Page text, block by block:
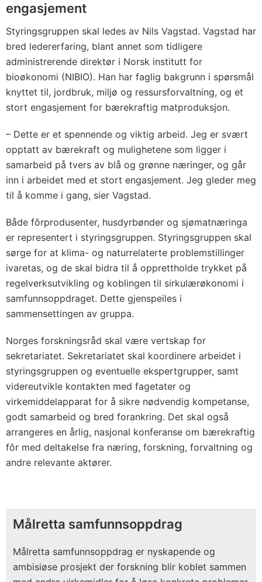
engasjement
Styringsgruppen skal ledes av Nils Vagstad. Vagstad har
bred ledererfaring, blant annet som tidligere
administrerende direktør i Norsk institutt for
bioøkonomi (NIBIO). Han har faglig bakgrunn i spørsmål
knyttet til, jordbruk, miljø og ressursforvaltning, og et
stort engasjement for bærekraftig matproduksjon.
– Dette er et spennende og viktig arbeid. Jeg er svært
opptatt av bærekraft og mulighetene som ligger i
samarbeid på tvers av blå og grønne næringer, og går
inn i arbeidet med et stort engasjement. Jeg gleder meg
til å komme i gang, sier Vagstad.
Både fôrprodusenter, husdyrbønder og sjømatnæringa
er representert i styringsgruppen. Styringsgruppen skal
sørge for at klima- og naturrelaterte problemstillinger
ivaretas, og de skal bidra til å opprettholde trykket på
regelverksutvikling og koblingen til sirkulærøkonomi i
samfunnsoppdraget. Dette gjenspeiles i
sammensettingen av gruppa.
Norges forskningsråd skal være vertskap for
sekretariatet. Sekretariatet skal koordinere arbeidet i
styringsgruppen og eventuelle ekspertgrupper, samt
videreutvikle kontakten med fagetater og
virkemiddelapparat for å sikre nødvendig kompetanse,
godt samarbeid og bred forankring. Det skal også
arrangeres en årlig, nasjonal konferanse om bærekraftig
fôr med deltakelse fra næring, forskning, forvaltning og
andre relevante aktører.
Målretta samfunnsoppdrag
Målretta samfunnsoppdrag er nyskapende og
ambisiøse prosjekt der forskning blir koblet sammen